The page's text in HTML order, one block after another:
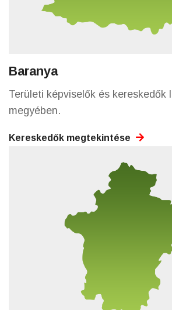
Baranya
Területi képviselők és kereskedők
megyében.
Kereskedők megtekintése